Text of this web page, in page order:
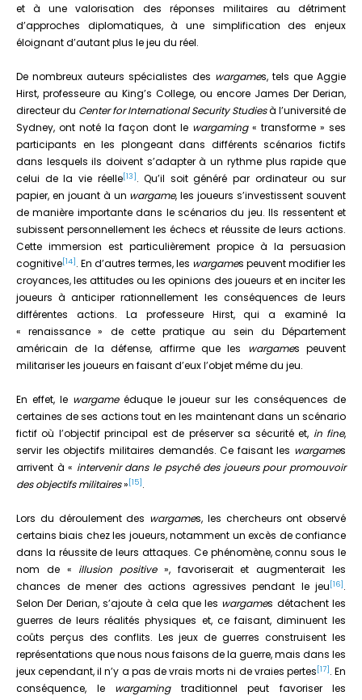
et à une valorisation des réponses militaires au détriment
d’approches diplomatiques, à une simplification des enjeux
éloignant d’autant plus le jeu du réel.
De nombreux auteurs spécialistes des wargames, tels que Aggie
Hirst, professeure au King’s College, ou encore James Der Derian,
directeur du Center for International Security Studiesà l’université de
Sydney, ont noté la façon dont le wargaming« transforme » ses
participants en les plongeant dans différents scénarios fictifs
dans lesquels ils doivent s’adapter à un rythme plus rapide que
celui de la vie réelle[13] . Qu’il soit généré par ordinateur ou sur
papier, en jouant à un wargame, les joueurs s’investissent souvent
de manière importante dans le scénarios du jeu. Ils ressentent et
subissent personnellement les échecs et réussite de leurs actions.
Cette immersion est particulièrement propice à la persuasion
cognitive[14] . En d’autres termes, les wargames peuvent modifier les
croyances, les attitudes ou les opinions des joueurs et en inciter les
joueurs à anticiper rationnellement les conséquences de leurs
différentes actions. La professeure Hirst, qui a examiné la
« renaissance » de cette pratique au sein du Département
américain de la défense, affirme que les wargames peuvent
militariser les joueurs en faisant d’eux l’objet même du jeu.
En effet, le wargameéduque le joueur sur les conséquences de
certaines de ses actions tout en les maintenant dans un scénario
fictif où l’objectif principal est de préserver sa sécurité et, in fine,
servir les objectifs militaires demandés. Ce faisant les wargames
arrivent à « intervenir dans le psyché des joueurs pour promouvoir
des objectifs militaires» [15] .
Lors du déroulement des wargames, les chercheurs ont observé
certains biais chez les joueurs, notamment un excès de confiance
dans la réussite de leurs attaques. Ce phénomène, connu sous le
nom de « illusion positive», favoriserait et augmenterait les
chances de mener des actions agressives pendant le jeu [16] .
Selon Der Derian, s’ajoute à cela que les wargames détachent les
guerres de leurs réalités physiques et, ce faisant, diminuent les
coûts perçus des conflits. Les jeux de guerres construisent les
représentations que nous nous faisons de la guerre, mais dans les
jeux cependant, il n’y a pas de vrais morts ni de vraies pertes [17] . En
conséquence, le wargamingtraditionnel peut favoriser les